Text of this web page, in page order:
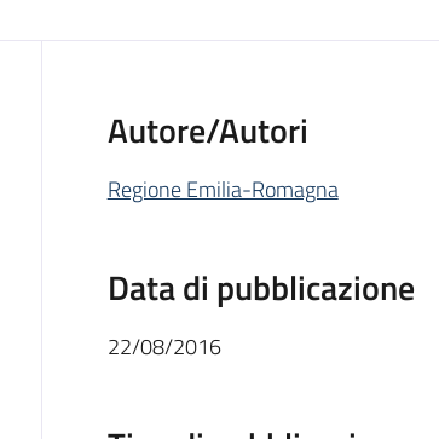
Autore/Autori
Regione Emilia-Romagna
Data di pubblicazione
22/08/2016